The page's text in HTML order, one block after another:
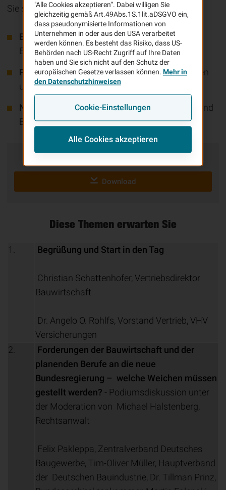
Sie sich auf:
Exklusive Fachvorträgevon renommierten
Experten
Praktische Einblickein innovative Bauverfahren
und neue gesetzliche Regelungen
Networking-Möglichkeitenmit Fachkollegen und
Branchenkennern
VHV BAUTAG 2025 Agenda
Download
Diese Themen erwarten Sie
1. Begrüßung und Start in den Tag
Christian Schattenhofer, Vertriebsdirektor
Bauwirtschaft
Dr. Angelo O. Rohlfs, Vorstand Vertrieb, VHV
Versicherungen
2.
Forderungen der Bauwirtschaft und der
planenden Berufe an die neue
Bundesregierung – welche Weichen müssen
gestellt werden? - Podiumsdiskussion unter
der Moderation von Michael Halstenberg,
Rechtsanwalt
Felix Pakleppa, Zentralverband Deutsches
Baugewerbe, Tim-Oliver Müller, Hauptverband
der Deutschen Bauindustrie, Dr. Tillman Prinz,
"Alle Cookies akzeptieren“. Dabei willigen Sie
gleichzeitig gemäß Art.49Abs.1S.1lit.aDSGVO ein,
dass pseudonymisierte Informationen von
Unternehmen in oder aus den USA verarbeitet
werden können. Es besteht das Risiko, dass US-
Behörden nach US-Recht Zugriff auf Ihre Daten
haben und Sie sich nicht auf den Schutz der
europäischen Gesetze verlassen können. Mehr in
den Datenschutzhinweisen
Cookie-Einstellungen
Alle Cookies akzeptieren